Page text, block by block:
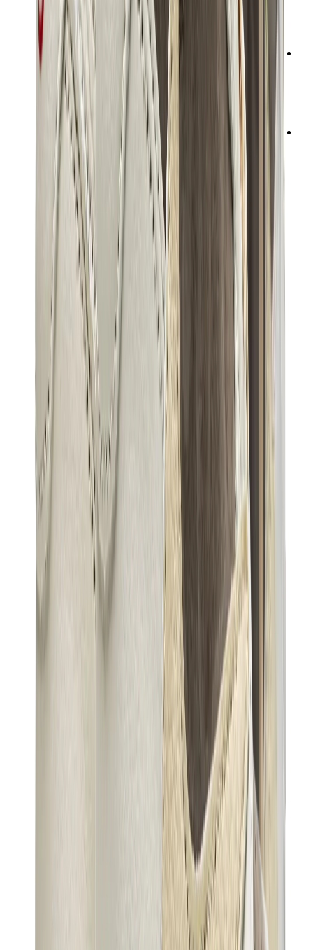
باتيك فيليب
أوديمار بيغيه
سواتش
ستريت وير
سويت شيرت وهوديز
هودي كروم هارتس
View All
سويت شيرت وهوديز
بناطيل وجوغرز وشورتات
بناطيل كروم هارتس
View All
بناطيل وجوغرز وشورتات
قبعات وكاب
كاب كروم هارتس
View All
قبعات وكاب